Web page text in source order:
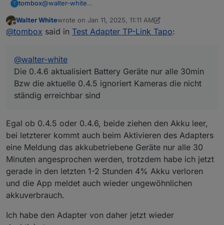
T tombox@walter-white
Bzw die aktuelle 0.4.5 ignoriert Kameras die nicht
ständig erreichbar sind
Offline
Walter Whitewrote on Jan 11, 2025, 11:11 AM
last edited by Walter White Jan 11, 2025, 12:27 PM
@tombox said in Test Adapter TP-Link Tapo:
@walter-white
Die 0.4.6 aktualisiert Battery Geräte nur alle 30min
Bzw die aktuelle 0.4.5 ignoriert Kameras die nicht
ständig erreichbar sind
Egal ob 0.4.5 oder 0.4.6, beide ziehen den Akku leer,
bei letzterer kommt auch beim Aktivieren des Adapters
eine Meldung das akkubetriebene Geräte nur alle 30
Minuten angesprochen werden, trotzdem habe ich jetzt
gerade in den letzten 1-2 Stunden 4% Akku verloren
und die App meldet auch wieder ungewöhnlichen
akkuverbrauch.
Ich habe den Adapter von daher jetzt wieder